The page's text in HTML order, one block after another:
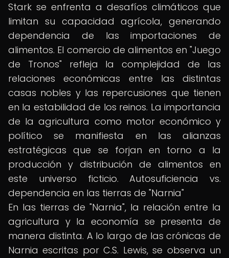
Stark se enfrenta a desafíos climáticos que
limitan su capacidad agrícola, generando
dependencia de las importaciones de
alimentos. El comercio de alimentos en "Juego
de Tronos" refleja la complejidad de las
relaciones económicas entre las distintas
casas nobles y las repercusiones que tienen
en la estabilidad de los reinos. La importancia
de la agricultura como motor económico y
político se manifiesta en las alianzas
estratégicas que se forjan en torno a la
producción y distribución de alimentos en
este universo ficticio. Autosuficiencia vs.
dependencia en las tierras de "Narnia"
En las tierras de "Narnia", la relación entre la
agricultura y la economía se presenta de
manera distinta. A lo largo de las crónicas de
Narnia escritas por C.S. Lewis, se observa un